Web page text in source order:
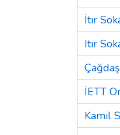
İtır
Itır
Çağdaş
İETT
Kamil